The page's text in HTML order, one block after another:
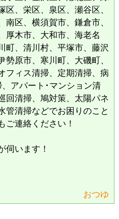
、栄区、泉区、瀬谷区、
区、横須賀市、鎌倉市、
厚木市、大和市、海老名
町、清川村、平塚市、藤沢
原市、寒川町、大磯町、
フィス清掃、定期清掃、病
アパート･マンション清
回清掃、鳩対策、太陽パネ
管清掃などでお困りのこと
ご連絡ください！
伺います！
おつゆ